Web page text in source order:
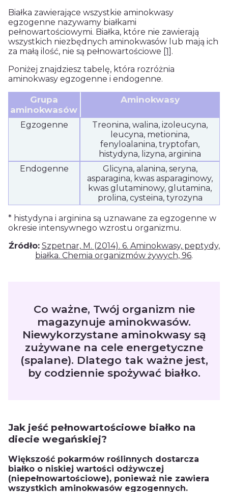
Białka zawierające wszystkie aminokwasy
egzogenne nazywamy białkami
pełnowartościowymi. Białka, które nie zawierają
wszystkich niezbędnych aminokwasów lub mają ich
za małą ilość, nie są pełnowartościowe [1] .
Poniżej znajdziesz tabelę, która rozróżnia
aminokwasy egzogenne i endogenne.
Grupa
aminokwasów
Aminokwasy
Egzogenne
Treonina, walina, izoleucyna,
leucyna, metionina,
fenyloalanina, tryptofan,
histydyna, lizyna, arginina
Endogenne
Glicyna, alanina, seryna,
asparagina, kwas asparaginowy,
kwas glutaminowy, glutamina,
prolina, cysteina, tyrozyna
* histydyna i arginina są uznawane za egzogenne w
okresie intensywnego wzrostu organizmu.
Źródło: Szpetnar, M. (2014). 6. Aminokwasy, peptydy,
białka. Chemia organizmów żywych, 96.
Co ważne, Twój organizm nie
magazynuje aminokwasów.
Niewykorzystane aminokwasy są
zużywane na cele energetyczne
(spalane). Dlatego tak ważne jest,
by codziennie spożywać białko.
Jak jeść pełnowartościowe białko na
diecie wegańskiej?
Większość pokarmów roślinnych dostarcza
białko o niskiej wartości odżywczej
(niepełnowartościowe), ponieważ nie zawiera
wszystkich aminokwasów egzogennych.